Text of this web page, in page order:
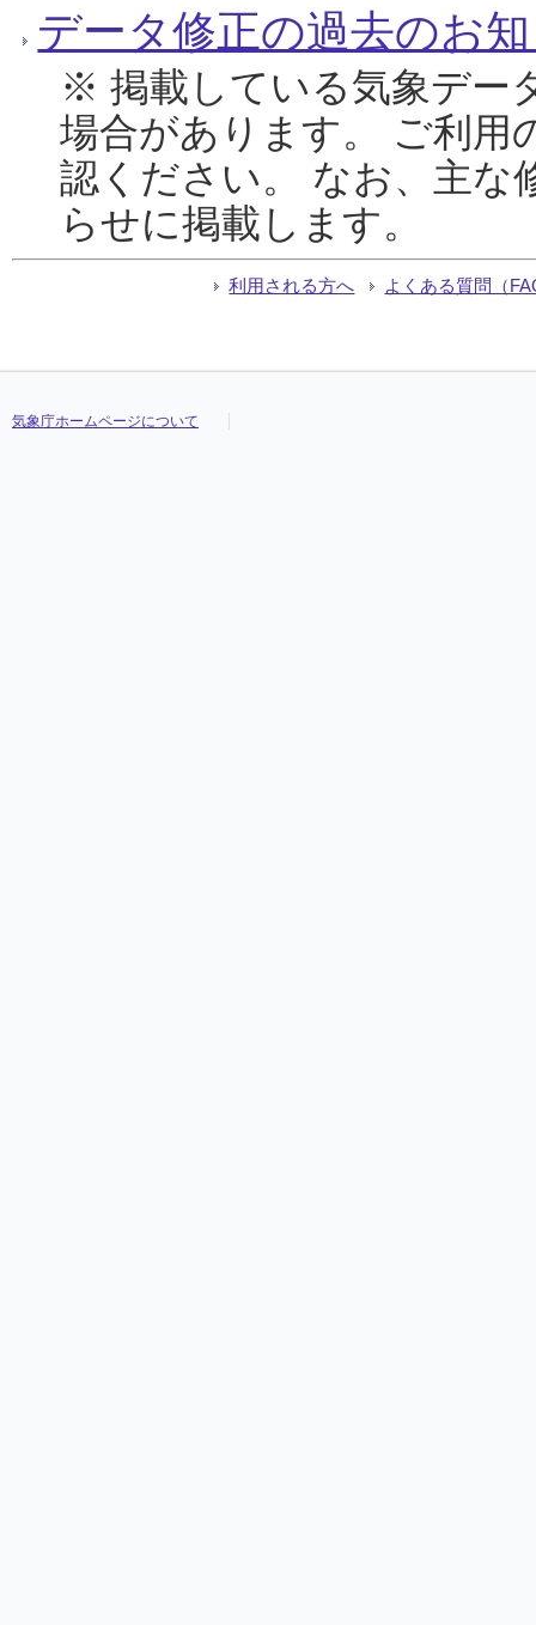
データ修正の過去のお
※ 掲載している気象デー
場合があります。 ご利用
認ください。 なお、主な
らせに掲載します。
利用される方へ よくある質問（
気象庁ホームページについて